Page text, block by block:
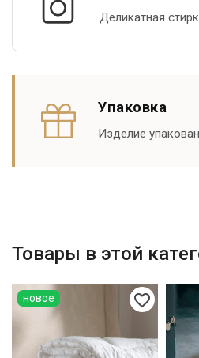
Деликатная
Упаковка
Изделие
Товары в этой
favorite_border
новое